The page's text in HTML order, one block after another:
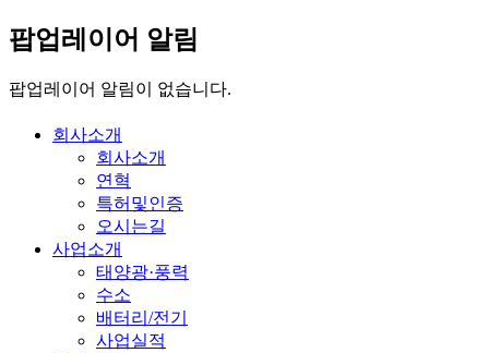
팝업레이어 알림
팝업레이어 알림이 없습니다.
회사소개
회사소개
연혁
특허및인증
오시는길
사업소개
태양광·풍력
수소
배터리/전기
사업실적